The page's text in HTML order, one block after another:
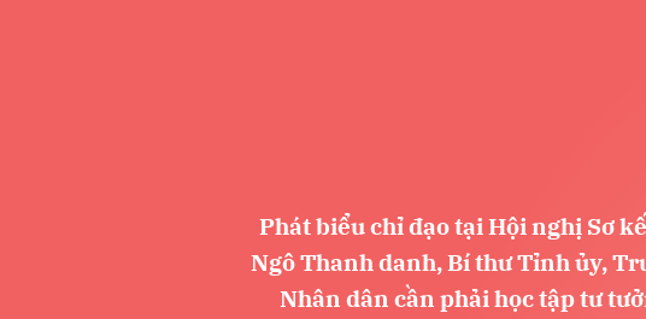
Phát biểu chỉ đạo tại Hội nghị Sơ
Ngô Thanh danh, Bí thư Tỉnh ủy,
Nhân dân cần phải học tập tư